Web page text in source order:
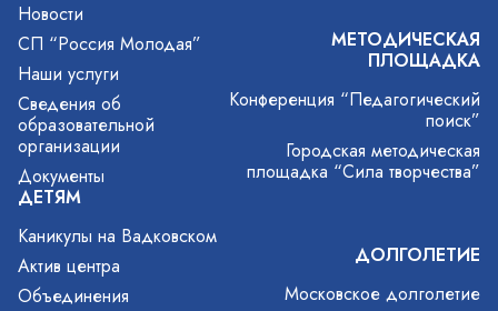
Новости
СП “Россия Молодая”
Наши услуги
Сведения об
образовательной
организации
Документы
ДЕТЯМ
Каникулы на Вадковском
Актив центра
Объединения
МЕТОДИЧЕСКАЯ
ПЛОЩАДКА
Конференция “Педагогический
поиск”
Городская методическая
площадка “Сила творчества”
ДОЛГОЛЕТИЕ
Московское долголетие